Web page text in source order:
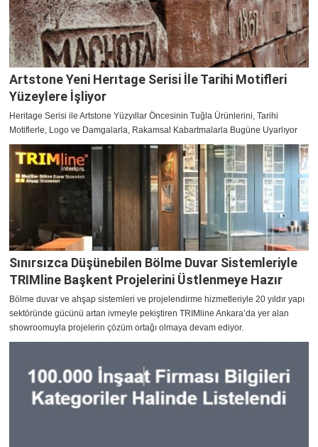
Artstone Yeni Herıtage Serisi İle Tarihi Motifleri
Yüzeylere İşliyor
Heritage Serisi ile Artstone Yüzyıllar Öncesinin Tuğla Ürünlerini, Tarihi
Motiflerle, Logo ve Damgalarla, Rakamsal Kabartmalarla Bugüne Uyarlıyor
Sınırsızca Düşünebilen Bölme Duvar Sistemleriyle
TRIMline Başkent Projelerini Üstlenmeye Hazır
Bölme duvar ve ahşap sistemleri ve projelendirme hizmetleriyle 20 yıldır yapı
sektöründe gücünü artan ivmeyle pekiştiren TRIMline Ankara’da yer alan
showroomuyla projelerin çözüm ortağı olmaya devam ediyor.